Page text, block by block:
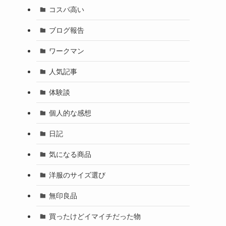
コスパ高い
ブログ報告
ワークマン
人気記事
体験談
個人的な感想
日記
気になる商品
洋服のサイズ選び
無印良品
買ったけどイマイチだった物